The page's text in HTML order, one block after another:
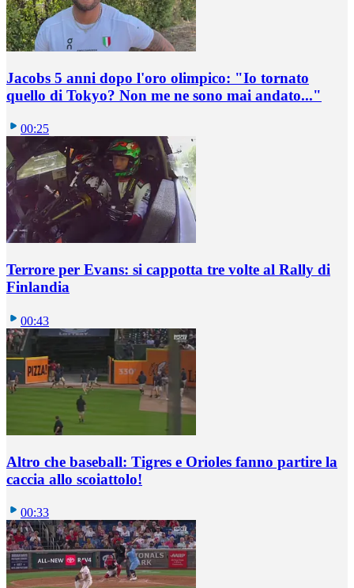
Jacobs 5 anni dopo l'oro olimpico: "Io tornato
quello di Tokyo? Non me ne sono mai andato..."
00:25
Terrore per Evans: si cappotta tre volte al Rally di
Finlandia
00:43
Altro che baseball: Tigres e Orioles fanno partire la
caccia allo scoiattolo!
00:33